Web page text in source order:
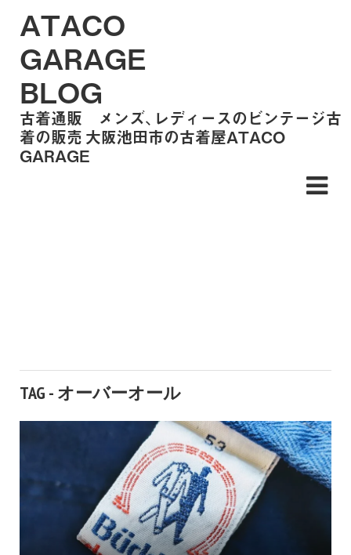
ATACO
GARAGE
BLOG
古着通販 メンズ、レディースのビンテージ古
着の販売 大阪池田市の古着屋ATACO
GARAGE
TAG - オーバーオール